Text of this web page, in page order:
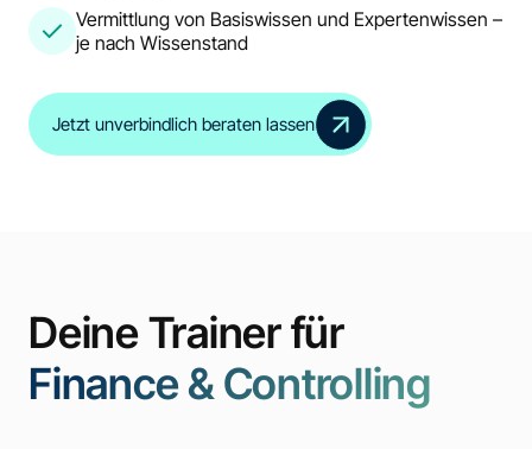
Vermittlung von Basiswissen und Expertenwissen –
je nach Wissenstand
Jetzt unverbindlich beraten lassen
Deine Trainer für
Finance & Controlling